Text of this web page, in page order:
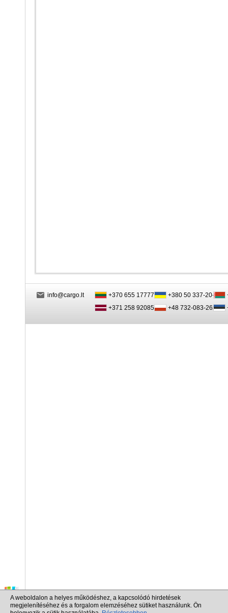
info@cargo.lt
+370 655 17777
+371 258 92085
+380 50 337-20-47
+48 732-083-262
A weboldalon a helyes működéshez, a kapcsolódó hirdetések
megjelenítéséhez és a forgalom elemzéséhez sütiket használunk. Ön